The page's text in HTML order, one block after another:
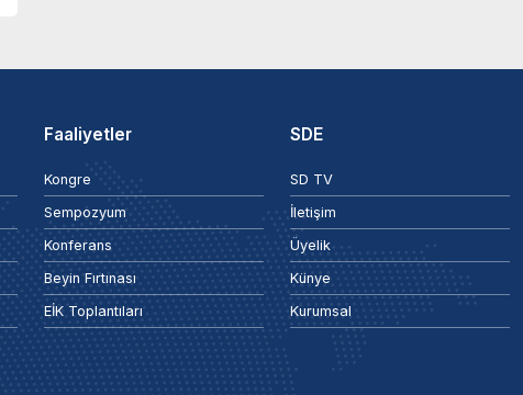
Faaliyetler
Kongre
Sempozyum
Konferans
Beyin Fırtınası
EİK Toplantıları
SDE
SD TV
İletişim
Üyelik
Künye
Kurumsal